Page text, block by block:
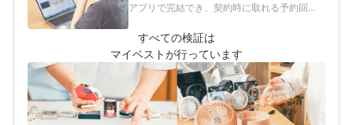
アプリで完結でき、契約時に取れる予約回数
ク」とし、以下の方法で各クリニックの検証
を行いました。
すべての検証は
マイベストが行っています